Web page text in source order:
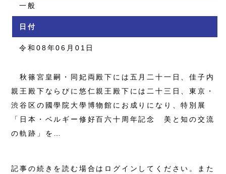
一般
日付
令和08年06月01日
秋篠宮皇嗣・同妃両殿下には五月二十一日、佳子内
親王殿下ならびに悠仁親王殿下には二十三日、東京・
渋谷区の國學院大學博物館にお成りになり、特別展
「日本・ベルギー修好百六十周年記念 美と知の交流
の軌跡」を…
記事の続きを読む場合はログインしてください。また